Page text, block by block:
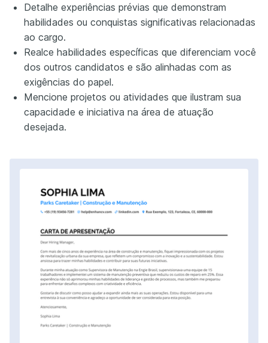
Detalhe experiências prévias que demonstram
habilidades ou conquistas significativas relacionadas
ao cargo.
Realce habilidades específicas que diferenciam você
dos outros candidatos e são alinhadas com as
exigências do papel.
Mencione projetos ou atividades que ilustram sua
capacidade e iniciativa na área de atuação
desejada.